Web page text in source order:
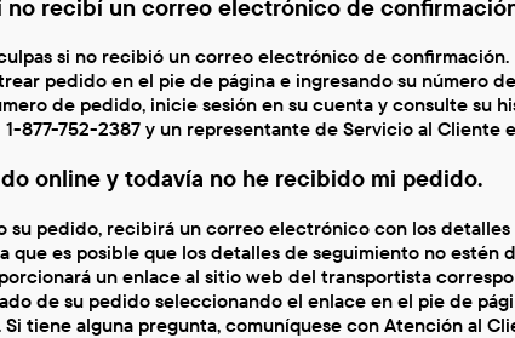
no recibí un correo electrónico de
si no recibió un correo electrónico de
pedido en el pie de página e ingresando su número
de pedido, inicie sesión en su cuenta y consulte su
1-877-752-2387 y un representante de Servicio al Cliente
online y todavía no he recibido mi pedido.
su pedido, recibirá un correo electrónico con los
que es posible que los detalles de seguimiento no estén
un enlace al sitio web del transportista
de su pedido seleccionando el enlace en el pie de
tiene alguna pregunta, comuníquese con Atención al